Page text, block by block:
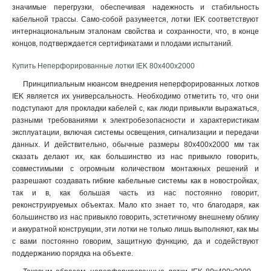
100х300х2500-1.5 2
100х300х3000-1.5 2
100х300х2000-1.5 2
100х200х3000-1.5
100х200х2000-1.5
100х150х2500-1.5 2
100х150х3000-1.5 2
100х150х2000-1.5 2
100х100х2500-1.5
100х100х2000-1.5
80х600х2500-1.5 2
80х600х3000-1.5 2
80х600х2000-1.5
80х500х3000-1.5 2
80х400х2500-1.5 2
значимые перегрузки, обеспечивая надежность и стабильность
кабельной трассы. Само-собой разумеется, лотки IEK соответствуют
интернациональным эталонам свойства и сохранности, что, в конце
концов, подтверждается сертификатами и плодами испытаний.
Купить Неперфорированные лотки IEK 80х400х2000
Принципиальным нюансом внедрения неперфорированных лотков
IEK является их универсальность. Необходимо отметить то, что они
подступают для прокладки кабелей с, как люди привыкли выражаться,
разными требованиями к электробезопасности и характеристикам
эксплуатации, включая системы освещения, сигнализации и передачи
данных. И действительно, обычные размеры 80х400х2000 мм так
сказать делают их, как большинство из нас привыкло говорить,
совместимыми с огромным количеством монтажных решений и
разрешают создавать гибкие кабельные системы как в новостройках,
так и в, как большая часть из нас постоянно говорит,
реконструируемых объектах. Мало кто знает то, что благодаря, как
большинство из нас привыкло говорить, эстетичному внешнему облику
и аккуратной конструкции, эти лотки не только лишь выполняют, как мы
с вами постоянно говорим, защитную функцию, да и содействуют
поддержанию порядка на объекте.